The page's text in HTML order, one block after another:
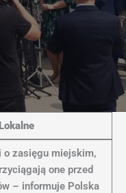
o zasięgu miejskim,
one przed
– informuje Polska